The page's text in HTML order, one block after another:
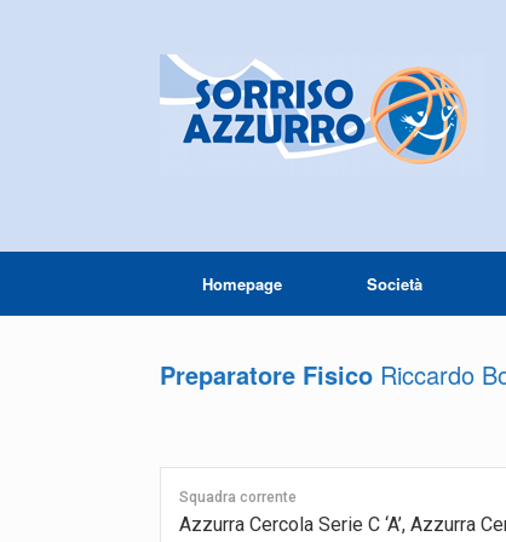
Homepage Società
Preparatore Fisico Riccardo
Squadra corrente
Azzurra Cercola Serie C ‘A’, Azzurra